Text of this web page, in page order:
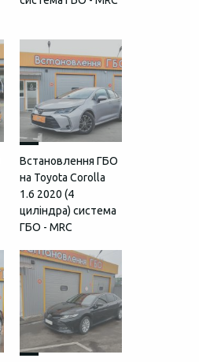
Встановлення ГБО
на Toyota Corolla
1.6 2020 (4
циліндра) система
ГБО - MRC